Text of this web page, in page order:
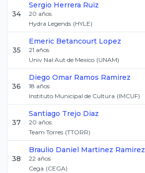
34
Sergio Herrera Ruiz
20 años
Hydra Legends (HYLE)
35
Emeric Betancourt Lopez
21 años
Univ Nal Aut de Mexico (UNAM)
36
Diego Omar Ramos Ramirez
18 años
Instituto Municipal de Cultura (IMCUF)
37
Santiago Trejo Diaz
20 años
Team Torres (TTORR)
38
Braulio Daniel Martinez Ramirez
22 años
Cega (CEGA)